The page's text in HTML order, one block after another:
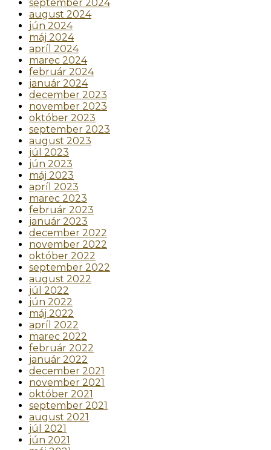
september 2024
august 2024
jún 2024
máj 2024
apríl 2024
marec 2024
február 2024
január 2024
december 2023
november 2023
október 2023
september 2023
august 2023
júl 2023
jún 2023
máj 2023
apríl 2023
marec 2023
február 2023
január 2023
december 2022
november 2022
október 2022
september 2022
august 2022
júl 2022
jún 2022
máj 2022
apríl 2022
marec 2022
február 2022
január 2022
december 2021
november 2021
október 2021
september 2021
august 2021
júl 2021
jún 2021